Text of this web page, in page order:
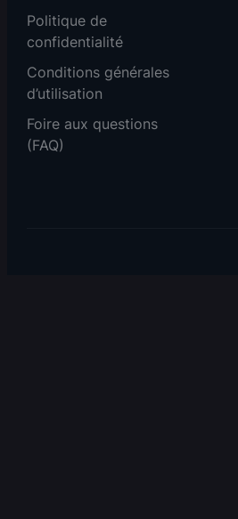
Politique de
confidentialité
Conditions générales
d’utilisation
Foire aux questions
(FAQ)